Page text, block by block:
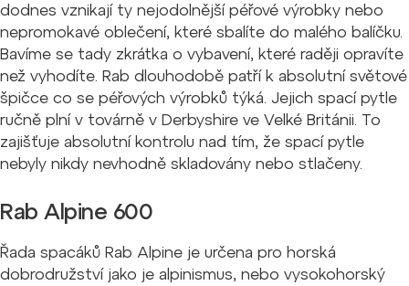
dodnes vznikají ty nejodolnější péřové výrobky nebo
nepromokavé oblečení, které sbalíte do malého balíčku.
Bavíme se tady zkrátka o vybavení, které raději opravíte
než vyhodíte. Rab dlouhodobě patří k absolutní světové
špičce co se péřových výrobků týká. Jejich spací pytle
ručně plní v továrně v Derbyshire ve Velké Británii. To
zajišťuje absolutní kontrolu nad tím, že spací pytle
nebyly nikdy nevhodně skladovány nebo stlačeny.
Rab Alpine 600
Řada spacáků Rab Alpine je určena pro horská
dobrodružství jako je alpinismus, nebo vysokohorský